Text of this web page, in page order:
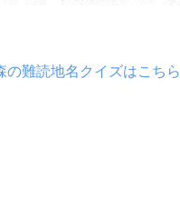
の難読地名クイズはこちら